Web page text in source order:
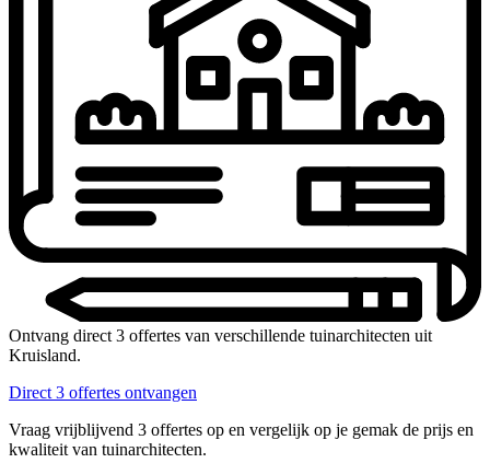
Ontvang direct 3 offertes van verschillende tuinarchitecten uit
Kruisland.
Direct 3 offertes ontvangen
Vraag vrijblijvend 3 offertes op en vergelijk op je gemak de prijs en
kwaliteit van tuinarchitecten.